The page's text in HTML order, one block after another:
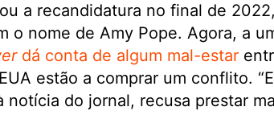
a recandidatura no final de
o nome de Amy Pope. Agora, a
dá conta de algum mal-estar
estão a comprar um conflito.
do jornal, recusa prestar